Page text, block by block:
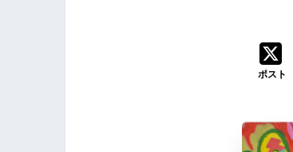
ポスト